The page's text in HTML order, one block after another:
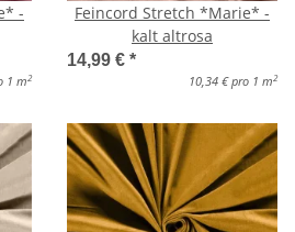
-
1 m 2
Feincord Stretch *Marie* -
kalt altrosa
14,99 € *
10,34 € pro 1 m 2